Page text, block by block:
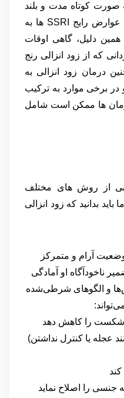
صورت کوتاه مدت و بلند
مدت تجویز می شوند. یکی از عوارض رایج SSRI ها به
همین دلیل، گاهی اوقات
که از زود انزالی رنج
درمان زود انزالی به
برخی موارد به ترکیب
ها ممکن است شامل
از روش های مختلف
بدانید که زود انزالی
آرام و متمرکز
ناخودآگاه او آمادگی
و الگوهای شرطی‌شده
شکست را کاهش دهد
عجله یا کنترل نداشتن)
جنسی را اصلاح نماید